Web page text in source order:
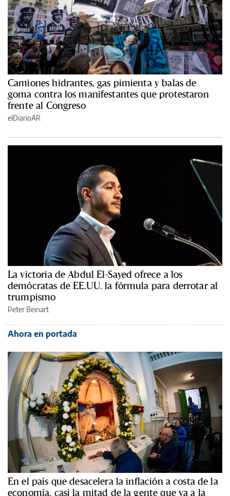
Camiones hidrantes, gas pimienta y balas de
goma contra los manifestantes que protestaron
frente al Congreso
elDiarioAR
La victoria de Abdul El-Sayed ofrece a los
demócratas de EE.UU. la fórmula para derrotar al
trumpismo
Peter Beinart
Ahora en portada
En el país que desacelera la inflación a costa de la
economía, casi la mitad de la gente que va a la